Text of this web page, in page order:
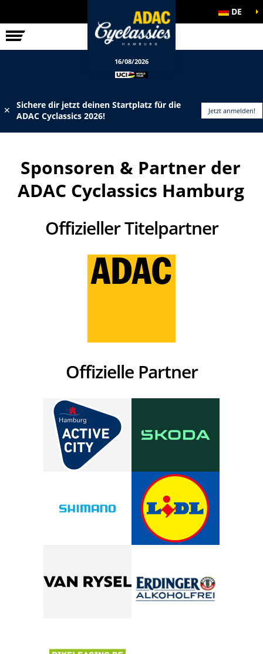
RENNEN DE
16/08/2026
✕
Sichere dir jetzt deinen Startplatz für die
ADAC Cyclassics 2026!
Jetzt anmelden!
Sponsoren & Partner der
ADAC Cyclassics Hamburg
Offizieller Titelpartner
Offizielle Partner